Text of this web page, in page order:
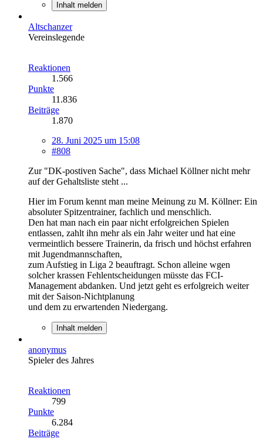
Inhalt melden
Altschanzer
Vereinslegende
Reaktionen
1.566
Punkte
11.836
Beiträge
1.870
28. Juni 2025 um 15:08
#808
Zur "DK-postiven Sache", dass Michael Köllner nicht mehr
auf der Gehaltsliste steht ...
Hier im Forum kennt man meine Meinung zu M. Köllner: Ein
absoluter Spitzentrainer, fachlich und menschlich.
Den hat man nach ein paar nicht erfolgreichen Spielen
entlassen, zahlt ihn mehr als ein Jahr weiter und hat eine
vermeintlich bessere Trainerin, da frisch und höchst erfahren
mit Jugendmannschaften,
zum Aufstieg in Liga 2 beauftragt. Schon alleine wgen
solcher krassen Fehlentscheidungen müsste das FCI-
Management abdanken. Und jetzt geht es erfolgreich weiter
mit der Saison-Nichtplanung
und dem zu erwartenden Niedergang.
Inhalt melden
anonymus
Spieler des Jahres
Reaktionen
799
Punkte
6.284
Beiträge